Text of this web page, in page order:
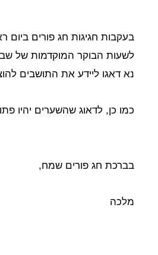
בעקבות חגיגות חג פורים ביום ראשון 12.3.17, אנו נאלצים להקדים את פינוי
לשעות הבוקר המוקדמות של שבין שבת
נא דאגו ליידע את התושבים
כמו כן, לדאוג שהשערים יהיו
בברכת חג פורים שמח,
מלכה